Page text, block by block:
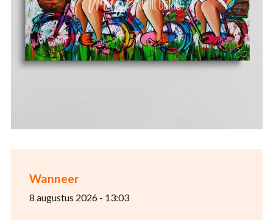
Wanneer
8 augustus 2026 - 13:03